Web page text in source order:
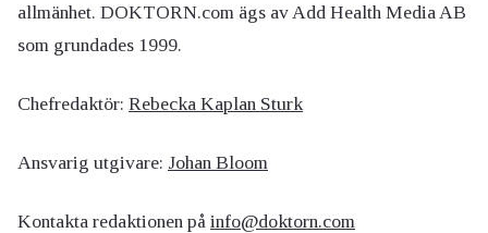
allmänhet. DOKTORN.com ägs av Add Health Media AB
som grundades 1999.
Chefredaktör: Rebecka Kaplan Sturk
Ansvarig utgivare: Johan Bloom
Kontakta redaktionen på info@doktorn.com